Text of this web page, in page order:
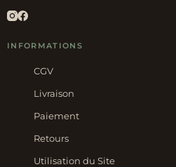
INFORMATIONS
CGV
Livraison
Paiement
Retours
Utilisation du Site